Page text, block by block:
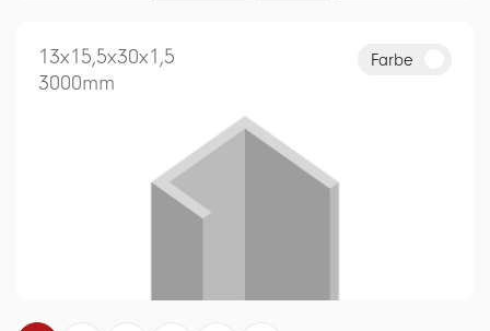
Farbe
13x15,5x30x1,5
3000mm